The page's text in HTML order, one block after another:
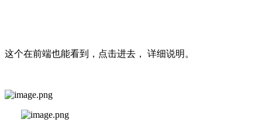
这个在前端也能看到，点击进去， 详细说明。